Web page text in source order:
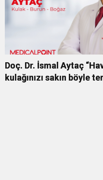
Doç. Dr. İsmal Aytaç
kulağınızı sakın böyle